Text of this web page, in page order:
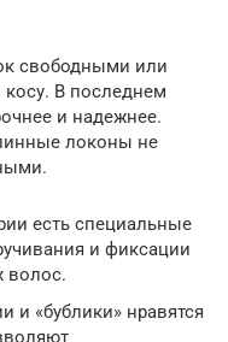
свободными или
В последнем
и надежнее.
локоны не
есть специальные
и фиксации
волос.
и «бублики» нравятся